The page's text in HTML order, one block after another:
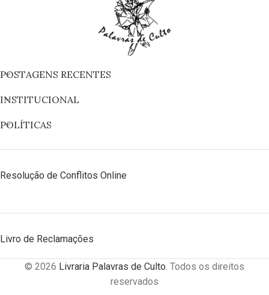
POSTAGENS RECENTES
INSTITUCIONAL
POLÍTICAS
Resolução de Conflitos Online
Livro de Reclamações
© 2026 Livraria Palavras de Culto. Todos os direitos
reservados